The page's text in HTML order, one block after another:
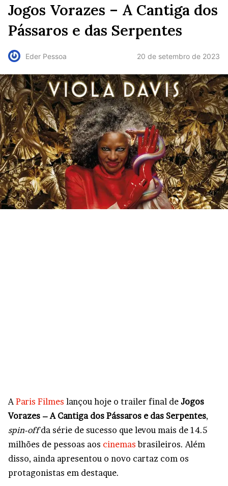
Jogos Vorazes – A Cantiga dos
Pássaros e das Serpentes
Eder Pessoa 20 de setembro de 2023
A Paris Filmes lançou hoje o trailer final de Jogos
Vorazes – A Cantiga dos Pássaros e das Serpentes,
spin-offda série de sucesso que levou mais de 14.5
milhões de pessoas aos cinemas brasileiros. Além
disso, ainda apresentou o novo cartaz com os
protagonistas em destaque.